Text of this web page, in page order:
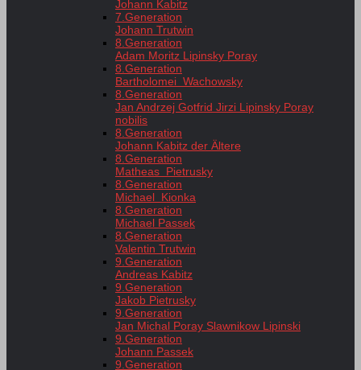
Johann Kabitz
7.Generation
Johann Trutwin
8.Generation
Adam Moritz Lipinsky Poray
8.Generation
Bartholomei Wachowsky
8.Generation
Jan Andrzej Gotfrid Jirzi Lipinsky Poray
nobilis
8.Generation
Johann Kabitz der Ältere
8.Generation
Matheas Pietrusky
8.Generation
Michael Kionka
8.Generation
Michael Passek
8.Generation
Valentin Trutwin
9.Generation
Andreas Kabitz
9.Generation
Jakob Pietrusky
9.Generation
Jan Michal Poray Slawnikow Lipinski
9.Generation
Johann Passek
9.Generation